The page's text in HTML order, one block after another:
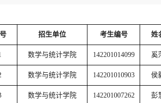
招生单位 考生编号 姓
数学与统计学院 142201014099 奚
数学与统计学院 142201010903 侯
数学与统计学院 142201007262 彭